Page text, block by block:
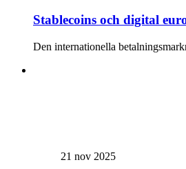
Stablecoins och digital
Den internationella
21 nov 2025